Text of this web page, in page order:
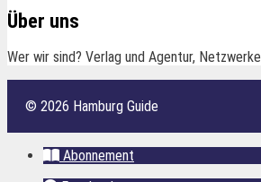
Über uns
Wer wir sind? Verlag und Agentur,
© 2026 Hamburg Guide
Abonnement